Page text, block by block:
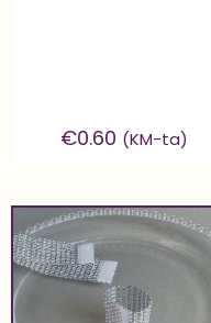
€0.60 (KM-ta)